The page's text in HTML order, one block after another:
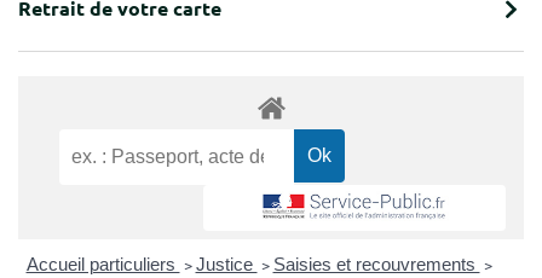
Retrait de votre carte
Accueil particuliers > Justice > Saisies et recouvrements >